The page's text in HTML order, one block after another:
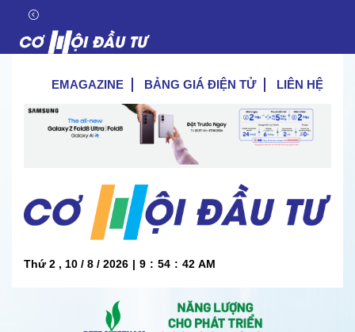
EMAGAZINE BẢNG GIÁ ĐIỆN TỬ LIÊN HỆ
Thứ 2 , 10 / 8 / 2026 | 9 : 54 : 43 AM